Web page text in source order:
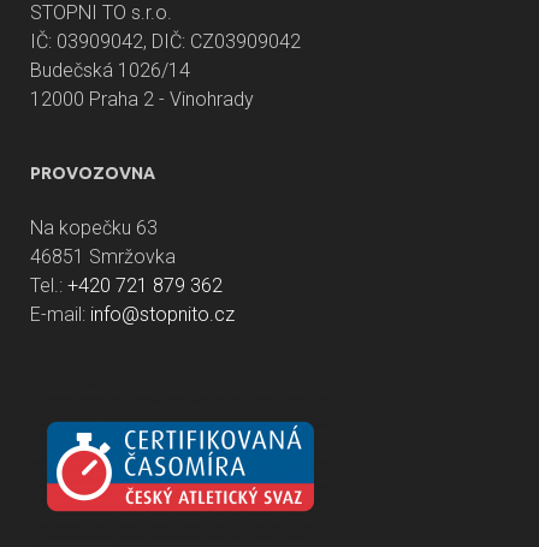
STOPNI TO s.r.o.
IČ: 03909042, DIČ: CZ03909042
Budečská 1026/14
12000 Praha 2 - Vinohrady
PROVOZOVNA
Na kopečku 63
46851 Smržovka
Tel.: +420 721 879 362
E-mail: info@stopnito.cz